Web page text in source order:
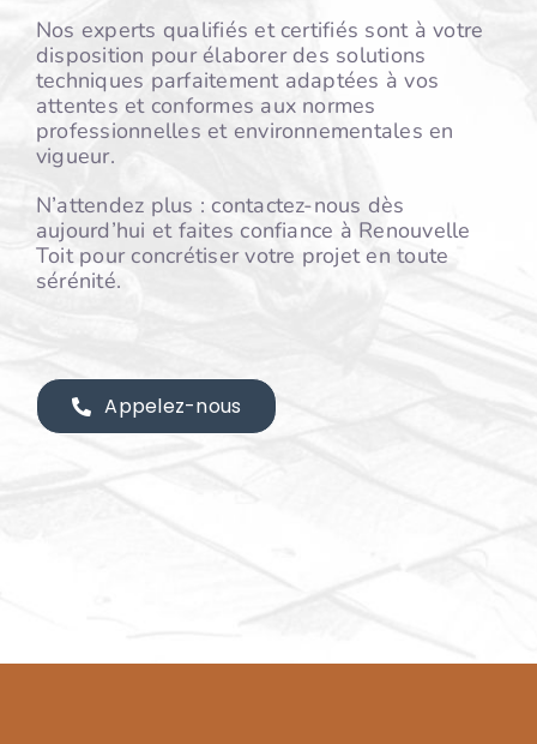
Nos experts qualifiés et certifiés sont à votre
disposition pour élaborer des solutions
techniques parfaitement adaptées à vos
attentes et conformes aux normes
professionnelles et environnementales en
vigueur.
N’attendez plus : contactez-nous dès
aujourd’hui et faites confiance à Renouvelle
Toit pour concrétiser votre projet en toute
sérénité.
Appelez-nous